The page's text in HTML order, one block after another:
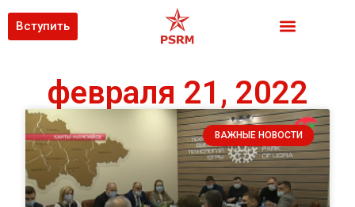
Вступить
февраля 21, 2022
ВАЖНЫЕ НОВОСТИ